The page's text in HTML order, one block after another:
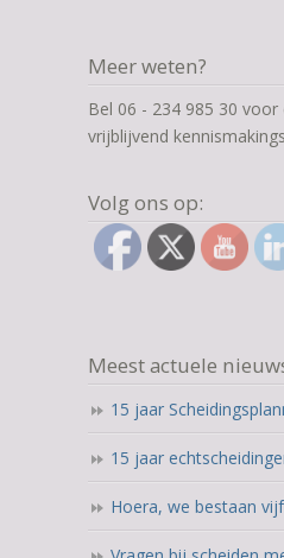
Meer weten?
Bel 06 - 234 985 30 voor
vrijblijvend
Volg ons op:
Meest actuele
15 jaar
15 jaar
Hoera, we bestaan